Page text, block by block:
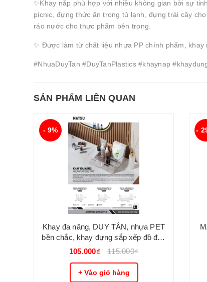
✨Khay nắp phù hợp với nhiều không gian bởi sự
picnic, đựng thức ăn trong tủ lạnh, đựng trái cây
ráo nước cho thực phẩm bên trong.
✨ Được làm từ chất liệu nhựa PP chính phẩm,
#NhuaDuyTan #DuyTanPlastics #khaynap
SẢN PHẨM LIÊN QUAN
- 9%
Khay đa năng, DUY TÂN, nhựa PET
bền chắc, khay đựng sắp xếp đồ đạc
gọn gàng, màu trong suốt cao cấp
105.000₫ 115.000₫
+ Vào giỏ hàng
-